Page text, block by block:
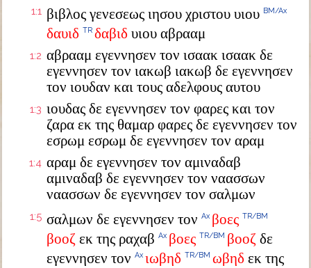
1:1 βιβλος γενεσεως ιησου χριστου υιου BM/Ax
δαυιδ TR δαβιδ υιου αβρααμ
1:2 αβρααμ εγεννησεν τον ισαακ ισαακ δε
εγεννησεν τον ιακωβ ιακωβ δε εγεννησεν
τον ιουδαν και τους αδελφους αυτου
1:3 ιουδας δε εγεννησεν τον φαρες και τον
ζαρα εκ της θαμαρ φαρες δε εγεννησεν τον
εσρωμ εσρωμ δε εγεννησεν τον αραμ
1:4 αραμ δε εγεννησεν τον αμιναδαβ
αμιναδαβ δε εγεννησεν τον ναασσων
ναασσων δε εγεννησεν τον σαλμων
1:5 σαλμων δε εγεννησεν τον Ax βοες TR/BM
βοοζ εκ της ραχαβ Ax βοες TR/BM βοοζ δε
εγεννησεν τον Ax ιωβηδ TR/BM ωβηδ εκ της